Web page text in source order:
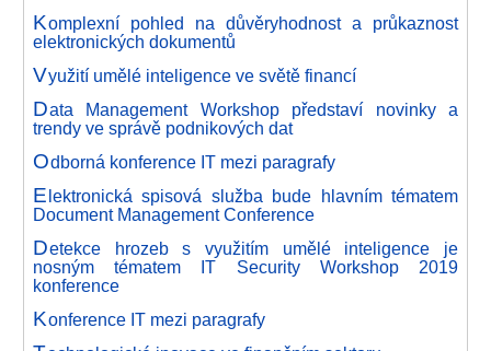
Komplexní pohled na důvěryhodnost a průkaznost
elektronických dokumentů
Využití umělé inteligence ve světě financí
Data Management Workshop představí novinky a
trendy ve správě podnikových dat
Odborná konference IT mezi paragrafy
Elektronická spisová služba bude hlavním tématem
Document Management Conference
Detekce hrozeb s využitím umělé inteligence je
nosným tématem IT Security Workshop 2019
konference
Konference IT mezi paragrafy